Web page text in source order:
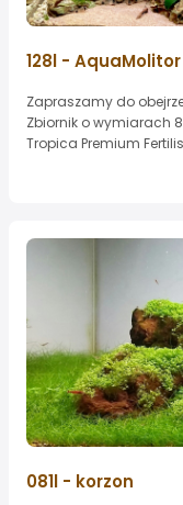
128l - AquaMolitor
Zapraszamy do
Zbiornik o wymiarach
Tropica Premium
081l - korzon